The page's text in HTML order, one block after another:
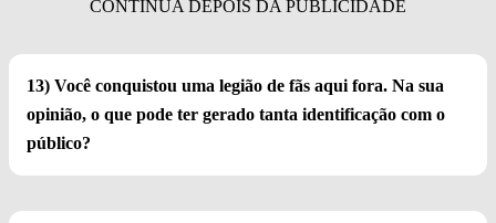
13) Você conquistou uma legião de fãs aqui fora. Na sua
opinião, o que pode ter gerado tanta identificação com o
público?